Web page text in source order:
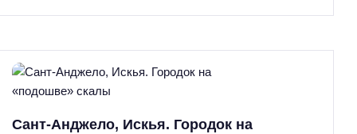
Сант-Анджело, Искья. Городок на